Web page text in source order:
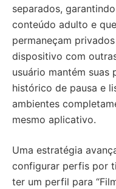
separados,
conteúdo adulto e
permaneçam
dispositivo com
usuário mantém suas
histórico de pausa e
ambientes
mesmo aplicativo.
Uma estratégia
configurar perfis por
ter um perfil para